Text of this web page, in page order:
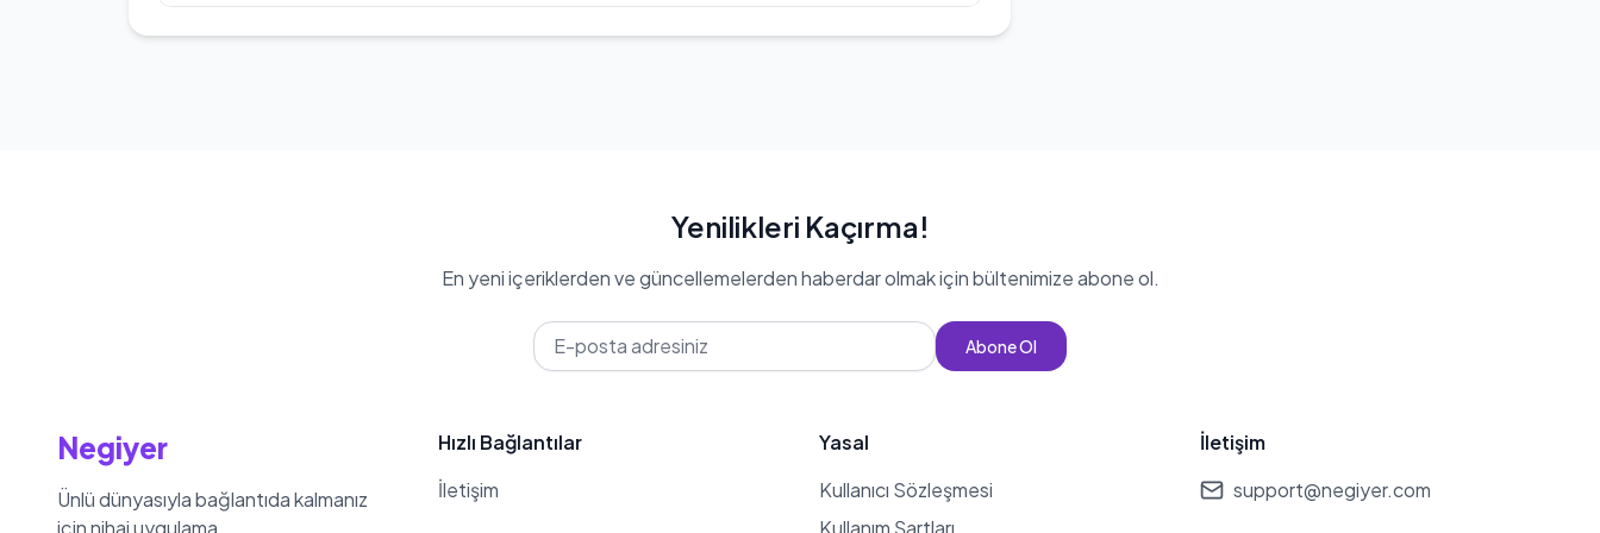
'Arka Sokaklar' dizisinde de oyuncu olarak yer almıştır. Tiyatro oyunları
Yenilikleri Kaçırma!
En yeni içeriklerden ve güncellemelerden haberdar olmak için bültenimize abone ol.
Abone Ol
Negiyer
Ünlü dünyasıyla bağlantıda kalmanız
için nihai uygulama
Hızlı Bağlantılar
İletişim
Yasal
Kullanıcı Sözleşmesi
Kullanım Şartları
İletişim
support@negiyer.com